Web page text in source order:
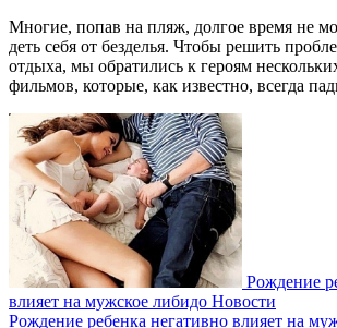
Многие, попав на пляж, долгое время не
деть себя от безделья. Чтобы решить
отдыха, мы обратились к героям
фильмов, которые, как известно, всегда
Рождение
влияет на мужское либидо Новости
Рождение ребенка негативно влияет на